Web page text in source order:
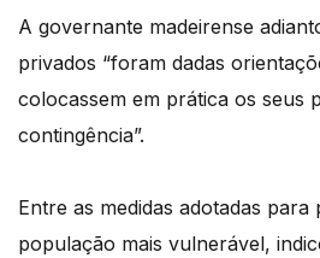
A governante madeirense
privados “foram dadas
colocassem em prática os seus
contingência”.
Entre as medidas adotadas
população mais vulnerável,